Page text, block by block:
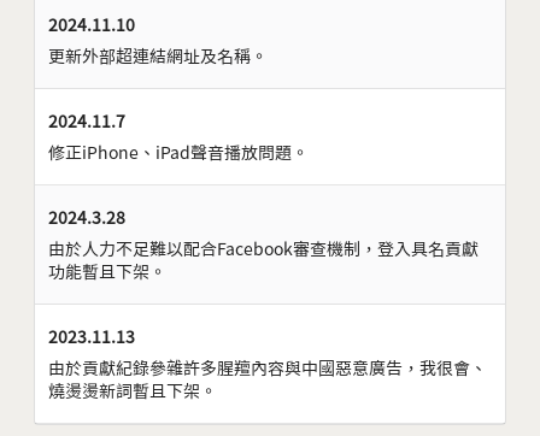
2024.11.10
更新外部超連結網址及名稱。
2024.11.7
修正iPhone、iPad聲音播放問題。
2024.3.28
由於人力不足難以配合Facebook審查機制，登入具名貢獻
功能暫且下架。
2023.11.13
由於貢獻紀錄參雜許多腥羶內容與中國惡意廣告，我很會、
燒燙燙新詞暫且下架。